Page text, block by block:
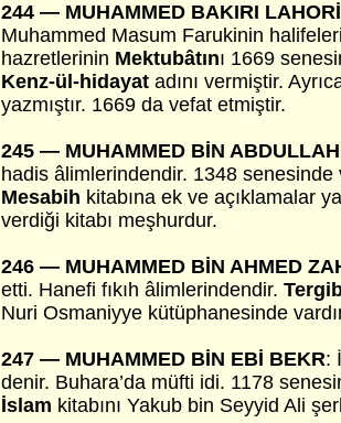
244 — MUHAMMED BAKIRI LAHORİ
Muhammed Masum Farukinin
hazretlerinin Mektubâtını 1669
Kenz-ül-hidayat adını vermiştir.
yazmıştır. 1669 da vefat etmiştir.
245 — MUHAMMED BİN ABDULLAH
hadis âlimlerindendir. 1348 senesinde
Mesabih kitabına ek ve açıklamalar
verdiği kitabı meşhurdur.
246 — MUHAMMED BİN AHMED
etti. Hanefi fıkıh âlimlerindendir.
Nuri Osmaniyye kütüphanesinde
247 — MUHAMMED BİN EBİ BEKR:
denir. Buhara’da müfti idi. 1178
İslam kitabını Yakub bin Seyyid Ali